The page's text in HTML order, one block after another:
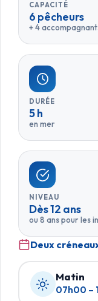
CAPACITÉ
6 pêcheurs
+ 4
DURÉE
5 h
en mer
NIVEAU
Dès 12 ans
ou 8 ans pour les
Deux
Matin
07h00 –